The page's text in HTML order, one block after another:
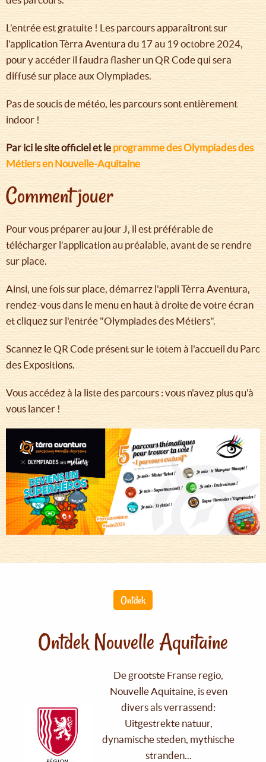
L’entrée est gratuite ! Les parcours apparaîtront sur
l'application Tèrra Aventura du 17 au 19 octobre 2024,
pour y accéder il faudra flasher un QR Code qui sera
diffusé sur place aux Olympiades.
Pas de soucis de météo, les parcours sont entièrement
indoor !
Par ici le site officiel et le programme des Olympiades des
Métiers en Nouvelle-Aquitaine
Comment jouer
Pour vous préparer au jour J, il est préférable de
télécharger l’application au préalable, avant de se rendre
sur place.
Ainsi, une fois sur place, démarrez l'appli Tèrra Aventura,
rendez-vous dans le menu en haut à droite de votre écran
et cliquez sur l'entrée "Olympiades des Métiers".
Scannez le QR Code présent sur le totem à l'accueil du Parc
des Expositions.
Vous accédez à la liste des parcours : vous n'avez plus qu'à
vous lancer !
Ontdek
Ontdek Nouvelle Aquitaine
De grootste Franse regio,
Nouvelle Aquitaine, is even
divers als verrassend:
Uitgestrekte natuur,
dynamische steden, mythische
stranden...